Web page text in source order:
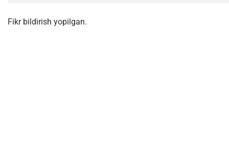
Fikr bildirish yopilgan.